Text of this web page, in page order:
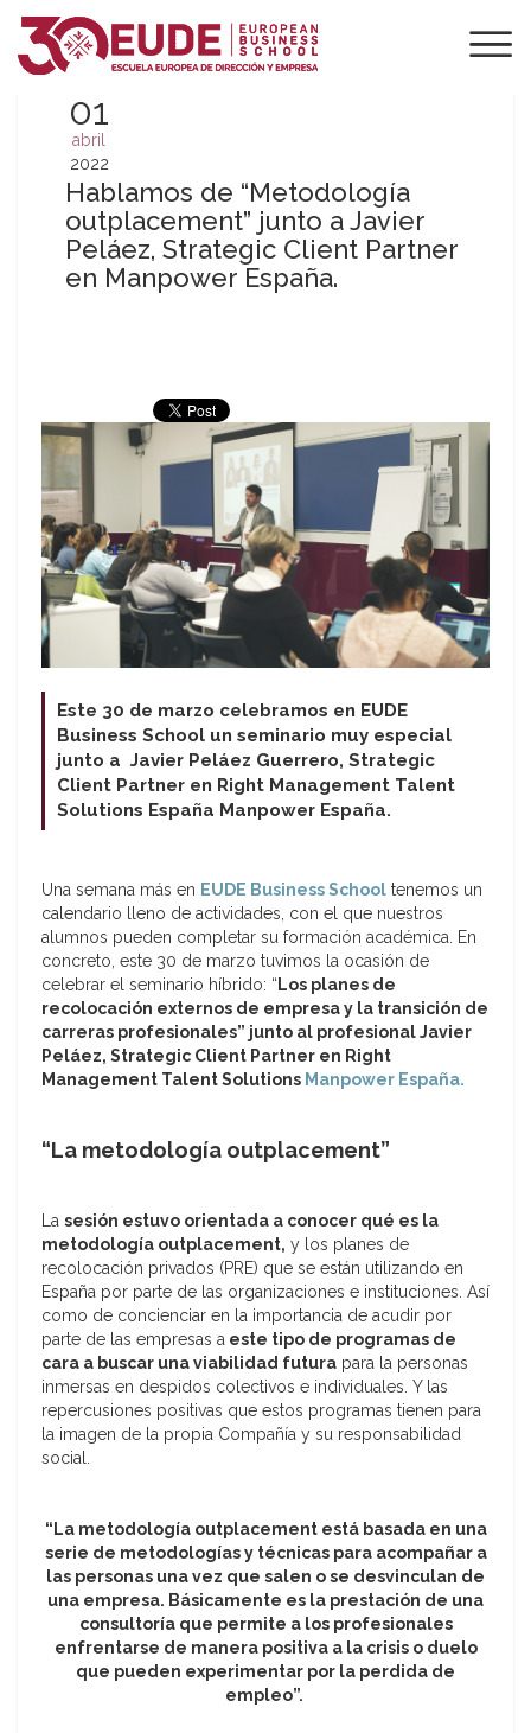
01
abril
2022
Hablamos de “Metodología
outplacement” junto a Javier
Peláez, Strategic Client Partner
en Manpower España.
Este 30 de marzo celebramos en EUDE
Business School un seminario muy especial
junto a Javier Peláez Guerrero, Strategic
Client Partner en Right Management Talent
Solutions España Manpower España.
Una semana más en EUDE Business School tenemos un
calendario lleno de actividades, con el que nuestros
alumnos pueden completar su formación académica. En
concreto, este 30 de marzo tuvimos la ocasión de
celebrar el seminario híbrido: “ Los planes de
recolocación externos de empresa y la transición de
carreras profesionales” junto al profesional Javier
Peláez, Strategic Client Partner en Right
Management Talent Solutions Manpower España.
“La metodología outplacement”
La sesión estuvo orientada a conocer qué es la
metodología outplacement, y los planes de
recolocación privados (PRE) que se están utilizando en
España por parte de las organizaciones e instituciones. Así
como de concienciar en la importancia de acudir por
parte de las empresas a este tipo de programas de
cara a buscar una viabilidad futura para la personas
inmersas en despidos colectivos e individuales. Y las
repercusiones positivas que estos programas tienen para
la imagen de la propia Compañía y su responsabilidad
social.
“La metodología outplacement está basada en una
serie de metodologías y técnicas para acompañar a
las personas una vez que salen o se desvinculan de
una empresa. Básicamente es la prestación de una
consultoría que permite a los profesionales
enfrentarse de manera positiva a la crisis o duelo
que pueden experimentar por la perdida de
empleo”.